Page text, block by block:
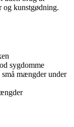
og kunstgødning.
sygdomme
mængder under